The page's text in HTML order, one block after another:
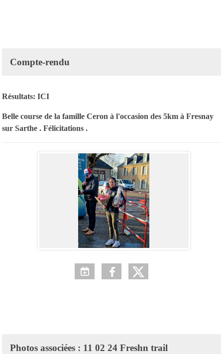
Compte-rendu
Résultats: ICI
Belle course de la famille Ceron à l'occasion des 5km à Fresnay
sur Sarthe . Félicitations .
Photos associées : 11 02 24 Freshn trail